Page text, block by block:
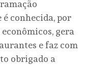
conhecida, por
gera
e faz com
obrigado a